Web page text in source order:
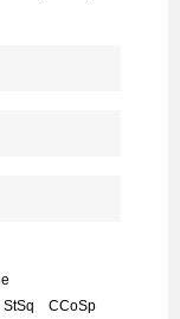
CCoSp